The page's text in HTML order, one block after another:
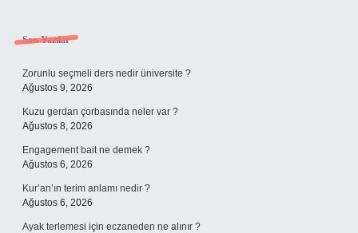
Sidebar
Son Yazılar
Zorunlu seçmeli ders nedir üniversite ?
Ağustos 9, 2026
Kuzu gerdan çorbasında neler var ?
Ağustos 8, 2026
Engagement bait ne demek ?
Ağustos 6, 2026
Kur’an’ın terim anlamı nedir ?
Ağustos 6, 2026
Ayak terlemesi için eczaneden ne alınır ?